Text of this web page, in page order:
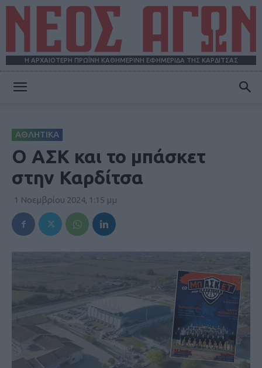
Η ΑΡΧΑΙΟΤΕΡΗ ΠΡΩΪΝΗ ΚΑΘΗΜΕΡΙΝΗ ΕΦΗΜΕΡΙΔΑ ΤΗΣ ΚΑΡΔΙΤΣΑΣ
ΑΘΛΗΤΙΚΑ
Ο ΑΣΚ και το μπάσκετ
στην Καρδίτσα
1 Νοεμβρίου 2024, 1:15 μμ